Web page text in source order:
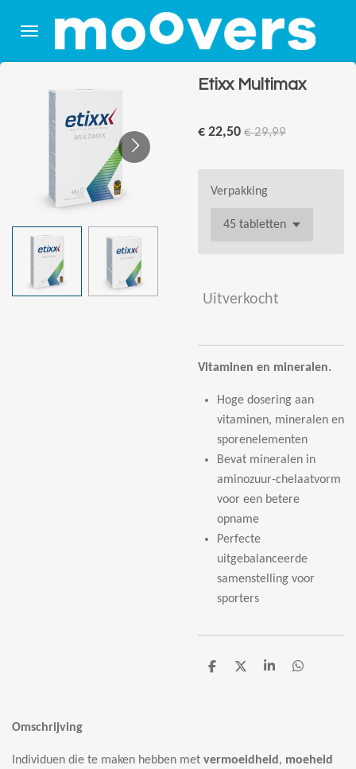
direct
hoofdinhoud
Etixx Multimax
€ 22,50 € 29,99
Verpakking
Uitverkocht
Vitaminen en mineralen.
Hoge dosering aan
vitaminen, mineralen en
sporenelementen
Bevat mineralen in
aminozuur-chelaatvorm
voor een betere
opname
Perfecte
uitgebalanceerde
samenstelling voor
sporters
D
D
S
D
Omschrijving
Individuen die te maken hebben met vermoeidheid , moeheid